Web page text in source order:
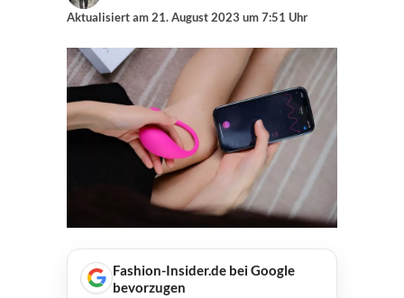
Aktualisiert am21. August 2023 um 7:51 Uhr
Fashion-Insider.de bei Google
bevorzugen